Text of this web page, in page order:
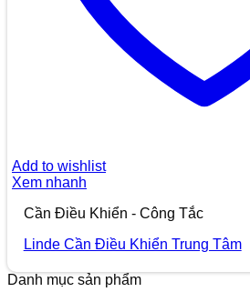
Add to wishlist
Xem nhanh
Cần Điều Khiển - Công Tắc
Linde Cần Điều Khiển Trung Tâm
Danh mục sản phẩm